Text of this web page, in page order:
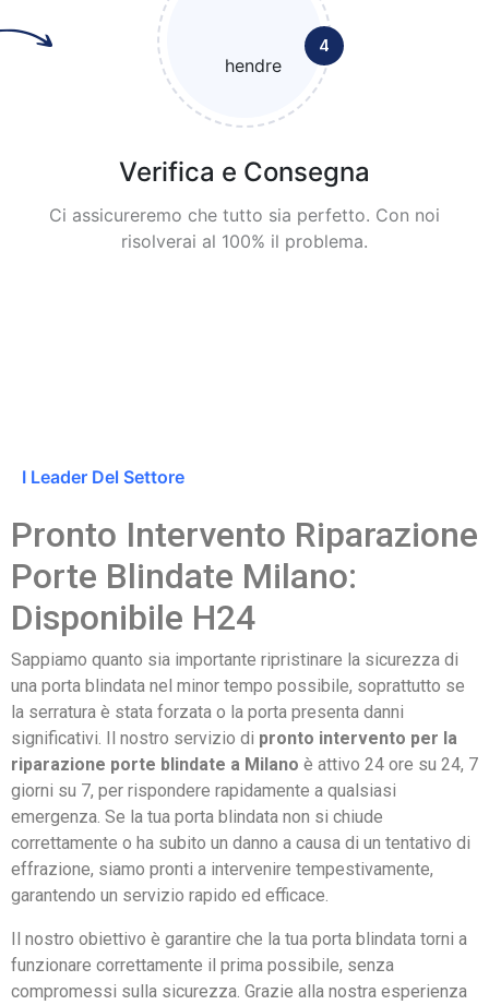
4
Verifica e Consegna
Ci assicureremo che tutto sia perfetto. Con noi
risolverai al 100% il problema.
I Leader Del Settore
Pronto Intervento Riparazione
Porte Blindate Milano:
Disponibile H24
Sappiamo quanto sia importante ripristinare la sicurezza di
una porta blindata nel minor tempo possibile, soprattutto se
la serratura è stata forzata o la porta presenta danni
significativi. Il nostro servizio di pronto intervento per la
riparazione porte blindate a Milano è attivo 24 ore su 24, 7
giorni su 7, per rispondere rapidamente a qualsiasi
emergenza. Se la tua porta blindata non si chiude
correttamente o ha subito un danno a causa di un tentativo di
effrazione, siamo pronti a intervenire tempestivamente,
garantendo un servizio rapido ed efficace.
Il nostro obiettivo è garantire che la tua porta blindata torni a
funzionare correttamente il prima possibile, senza
compromessi sulla sicurezza. Grazie alla nostra esperienza